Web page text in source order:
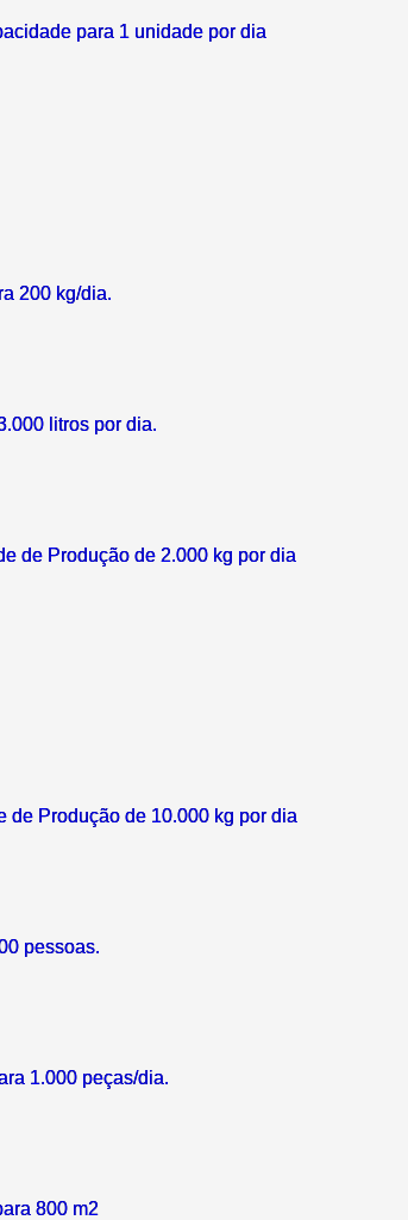
para 1 unidade por dia
200 kg/dia.
litros por dia.
de Produção de 2.000 kg por dia
de Produção de 10.000 kg por dia
pessoas.
1.000 peças/dia.
800 m2